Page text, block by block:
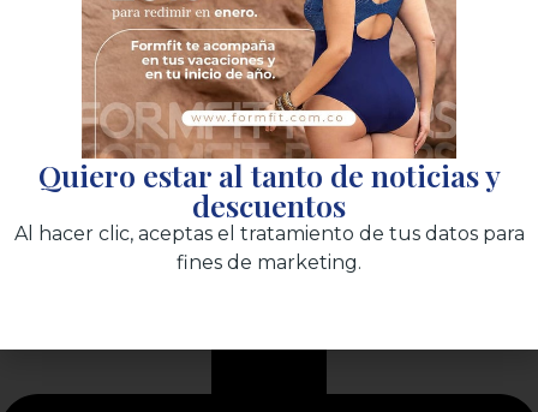
Quiero estar al tanto de noticias y
descuentos
Al hacer clic, aceptas el tratamiento de tus datos para
fines de marketing.